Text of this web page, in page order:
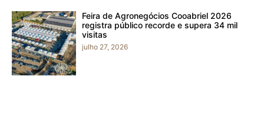
Feira de Agronegócios Cooabriel 2026
registra público recorde e supera 34 mil
visitas
julho 27, 2026